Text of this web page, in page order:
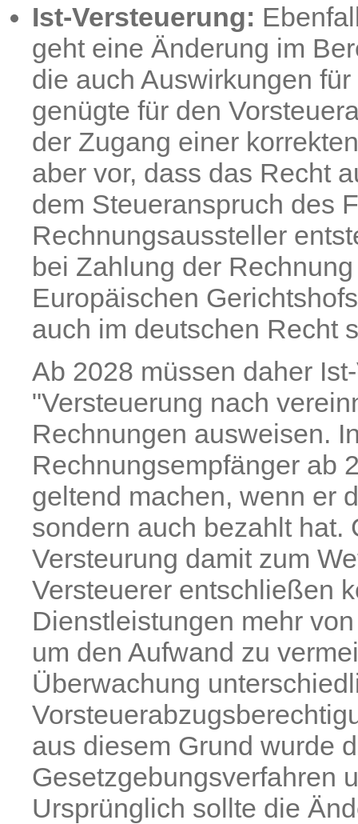
Ist-Versteuerung:
geht eine Änderung im
die auch Auswirkungen
genügte für den
der Zugang einer
aber vor, dass das Recht
dem Steueranspruch des
Rechnungsaussteller
bei Zahlung der
Europäischen
auch im deutschen Recht
Ab 2028 müssen daher
"Versteuerung nach
Rechnungen ausweisen.
Rechnungsempfänger ab
geltend machen, wenn er
sondern auch bezahlt hat.
Versteurung damit zum
Versteuerer entschließen
Dienstleistungen mehr
um den Aufwand zu
Überwachung
aus diesem Grund wurde
Gesetzgebungsverfahren
Ursprünglich sollte die